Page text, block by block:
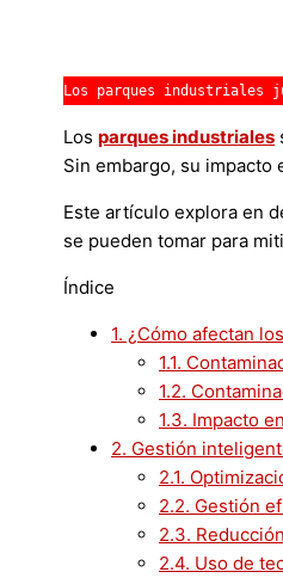
Los parques industriales
Los parques industriales
Sin embargo, su impacto
Este artículo explora en
se pueden tomar para
Índice
1. ¿Cómo afectan
1.1.
1.2.
1.3. Impacto
2. Gestión
2.1.
2.2. Gestión
2.3.
2.4. Uso de